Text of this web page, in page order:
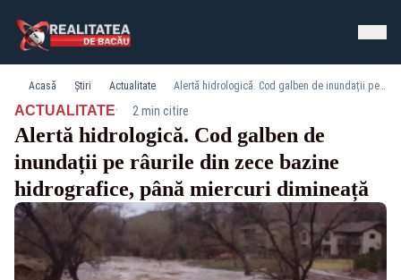
Acasă Știri Actualitate Alertă hidrologică. Cod galben de inundații pe râurile din zece bazine hidrografice, până miercuri dimineață
ACTUALITATE· 2 min citire
Alertă hidrologică. Cod galben de
inundații pe râurile din zece bazine
hidrografice, până miercuri dimineață